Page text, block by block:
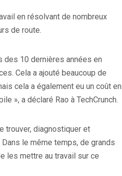
en résolvant de nombreux
de route.
des 10 dernières années en
Cela a ajouté beaucoup de
cela a également eu un coût en
», a déclaré Rao à TechCrunch.
trouver, diagnostiquer et
le même temps, de grands
les mettre au travail sur ce